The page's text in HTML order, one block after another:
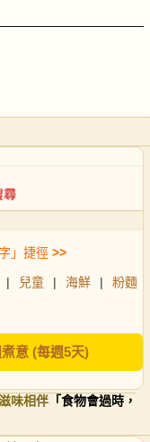
」捷徑 >>
| 兒童 | 海鮮 |
粉麵
意 (每週5天)
味相伴 「食物會過時，